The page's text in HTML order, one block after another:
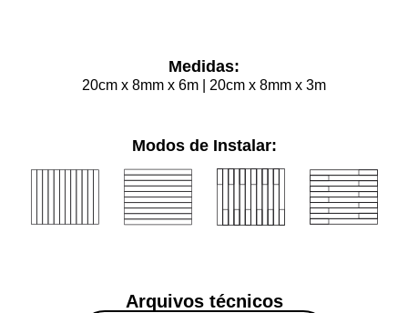
Medidas:
20cm x 8mm x 6m | 20cm x 8mm x 3m
Modos de Instalar:
Arquivos técnicos